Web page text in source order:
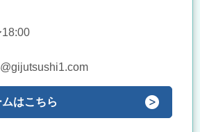
18:00
はこちら